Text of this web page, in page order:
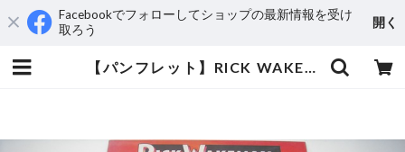
Facebookでフォローしてショップの最新情報を受け
取ろう
開く
【パンフレット】RICK WAKEMAN (YES) / 1975 JAPAN TOUR | aeromamas2000